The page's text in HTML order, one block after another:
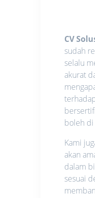
CV
sudah
selalu
akurat
boleh
Kami
akan
dalam
sesuai